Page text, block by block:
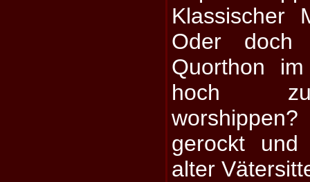
Klassischer
Oder doch
Quorthon
hoch zu
gerockt
alter